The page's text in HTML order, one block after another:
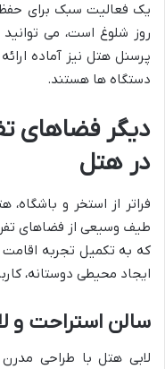
یک فعالیت سبک برای
روز شلوغ است، می
پرسنل هتل نیز آماده
دستگاه ها هستند.
دیگر فضاهای
در هتل
فراتر از استخر و
طیف وسیعی از فضاهای
که به تکمیل تجربه اقامت
ایجاد محیطی دوستانه،
سالن استراحت و
لابی هتل با طراحی